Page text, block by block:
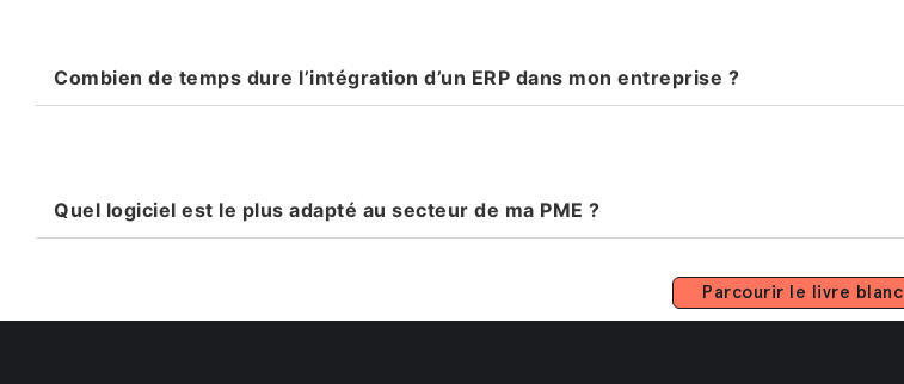
Combien de temps dure l’intégration d’un ERP dans mon entreprise ?
Quel logiciel est le plus adapté au secteur de ma PME ?
Parcourir le livre blanc